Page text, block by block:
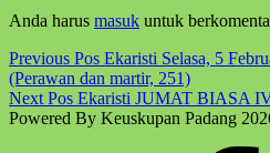
to
main
navigation
Anda harus masuk untuk
Post
navigation
Previous Pos Ekaristi Selasa, 5
(Perawan dan martir, 251)
Next Pos Ekaristi JUMAT BIASA
Powered By Keuskupan Padang